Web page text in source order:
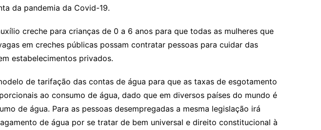
da pandemia da Covid-19.
creche para crianças de 0 a 6 anos para que todas as mulheres que
em creches públicas possam contratar pessoas para cuidar das
estabelecimentos privados.
de tarifação das contas de água para que as taxas de esgotamento
ao consumo de água, dado que em diversos países do mundo é
de água. Para as pessoas desempregadas a mesma legislação irá
de água por se tratar de bem universal e direito constitucional à